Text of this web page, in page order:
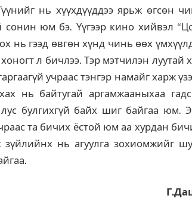
нь хүүхдүүддээ ярьж өгсөн
юм бэ. Үүгээр кино хийвэл
нь гээд өвгөн хүнд чинь өөх
л бичлээ. Тэр мэтчилэн луутай
учраас тэнгэр намайг харж
нь байтугай аргамжааныхаа
лус булгихгүй байх шиг байгаа юм.
та бичих ёстой юм аа хурдан
зүйлийнх нь агуулга зохиомжийг